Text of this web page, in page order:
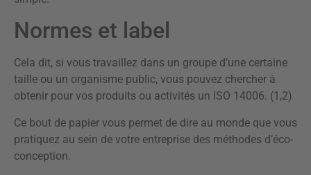
Normes et label
Cela dit, si vous travaillez dans un groupe d’une certaine
taille ou un organisme public, vous pouvez chercher à
obtenir pour vos produits ou activités un ISO 14006. (1,2)
Ce bout de papier vous permet de dire au monde que vous
pratiquez au sein de votre entreprise des méthodes d’éco-
conception.